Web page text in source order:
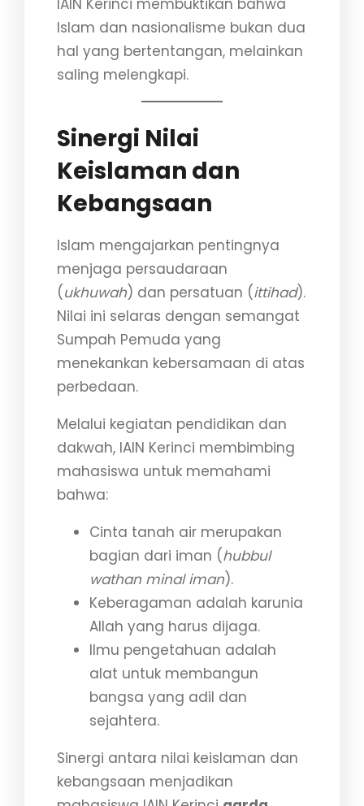
Islam dan nasionalisme bukan dua
hal yang bertentangan, melainkan
saling melengkapi.
Sinergi Nilai
Keislaman dan
Kebangsaan
Islam mengajarkan pentingnya
menjaga persaudaraan
(ukhuwah) dan persatuan (ittihad).
Nilai ini selaras dengan semangat
Sumpah Pemuda yang
menekankan kebersamaan di atas
perbedaan.
Melalui kegiatan pendidikan dan
dakwah, IAIN Kerinci membimbing
mahasiswa untuk memahami
bahwa:
Cinta tanah air merupakan
bagian dari iman (hubbul
wathan minal iman).
Keberagaman adalah karunia
Allah yang harus dijaga.
Ilmu pengetahuan adalah
alat untuk membangun
bangsa yang adil dan
sejahtera.
Sinergi antara nilai keislaman dan
kebangsaan menjadikan